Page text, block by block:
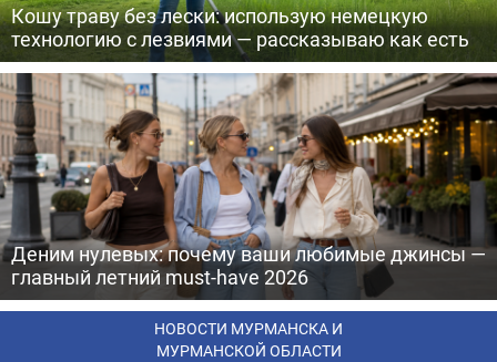
Кошу траву без лески: использую немецкую
технологию с лезвиями — рассказываю как есть
Деним нулевых: почему ваши любимые джинсы —
главный летний must-have 2026
НОВОСТИ МУРМАНСКА И
МУРМАНСКОЙ ОБЛАСТИ